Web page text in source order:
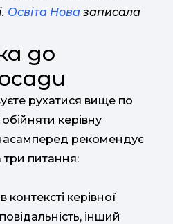
Освіта Нова записала
до
рухатися вище по
обійняти керівну
рекомендує
три питання:
керівної
інший